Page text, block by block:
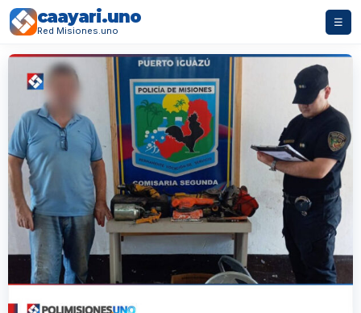
caayari.uno
Red Misiones.uno
☰